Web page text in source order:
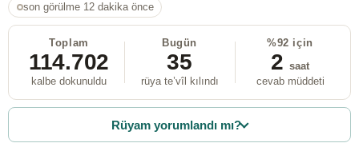
son görülme 12 dakika önce
Toplam
114.702
kalbe dokunuldu
Bugün
35
rüya te’vîl kılındı
%92 için
2 saat
cevab müddeti
Rüyam yorumlandı mı?